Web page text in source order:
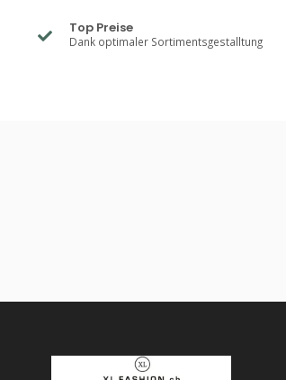
Top Preise
Dank optimaler Sortimentsgestalltung